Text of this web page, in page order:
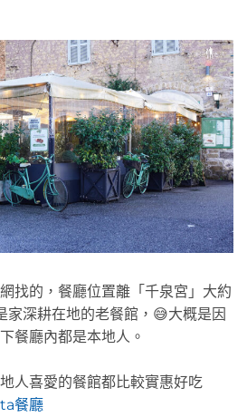
找的，餐廳位置離「千泉宮」大約
家深耕在地的老餐館，😅大概是因
餐廳內都是本地人。
人喜愛的餐館都比較實惠好吃
餐廳